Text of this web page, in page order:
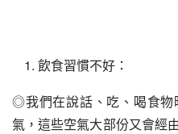
飲食習慣不好：
◎我們在說話、吃、喝食物
氣，這些空氣大部份又會經